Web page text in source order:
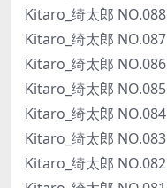
Kitaro_绮太郎
Kitaro_绮太郎
Kitaro_绮太郎
Kitaro_绮太郎
Kitaro_绮太郎
Kitaro_绮太郎
Kitaro_绮太郎